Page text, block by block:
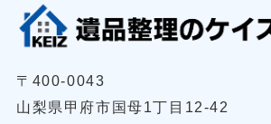
〒400-0043
山梨県甲府市国母1丁目12-42